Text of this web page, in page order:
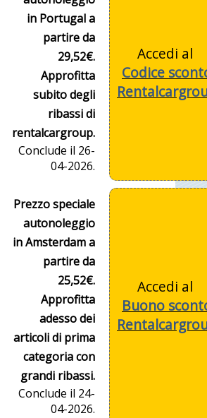
in Portugal a
partire da
29,52€.
Approfitta
subito degli
ribassi di
rentalcargroup.
Conclude il 26-
04-2026.
Accedi al
Codice
Prezzo speciale
autonoleggio
in Amsterdam a
partire da
25,52€.
Approfitta
adesso dei
articoli di prima
categoria con
grandi ribassi.
Conclude il 24-
04-2026.
Accedi al
Buono